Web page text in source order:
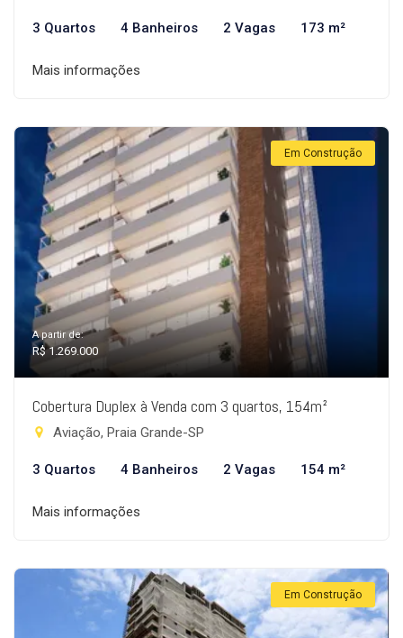
3 Quartos 4 Banheiros 2 Vagas 173 m²
Mais informações
Em Construção
A partir de:
R$ 1.269.000
Cobertura Duplex à Venda com 3 quartos, 154m²
Aviação, Praia Grande-SP
3 Quartos 4 Banheiros 2 Vagas 154 m²
Mais informações
Em Construção